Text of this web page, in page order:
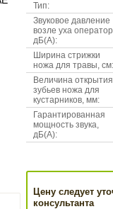
Тип:
Звуковое давление
возле уха
дБ(А):
Ширина стрижки
ножа для травы, см:
Величина открытия
зубьев ножа для
кустарников, мм:
Гарантированная
мощность звука,
дБ(А):
Цену следует
консультанта